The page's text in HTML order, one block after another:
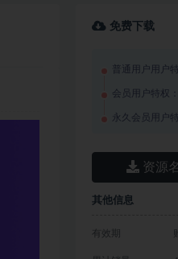
免费下载
普通用户用户
会员用户特权：
永久会员用户
资源
其他信息
有效期